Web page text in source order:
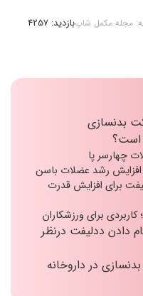
مجله مکمل شاپبازدید: 4257
بدنسازی
است؟
چهارسر پا
افزایش رشد عضلات باسن
برای افزایش قدرت
برای ورزشکاران
دادن ددلیفت درنظر
در داروخانه